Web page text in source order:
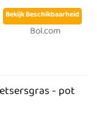
Bekijk Beschikbaarheid
Bol.com
- pot